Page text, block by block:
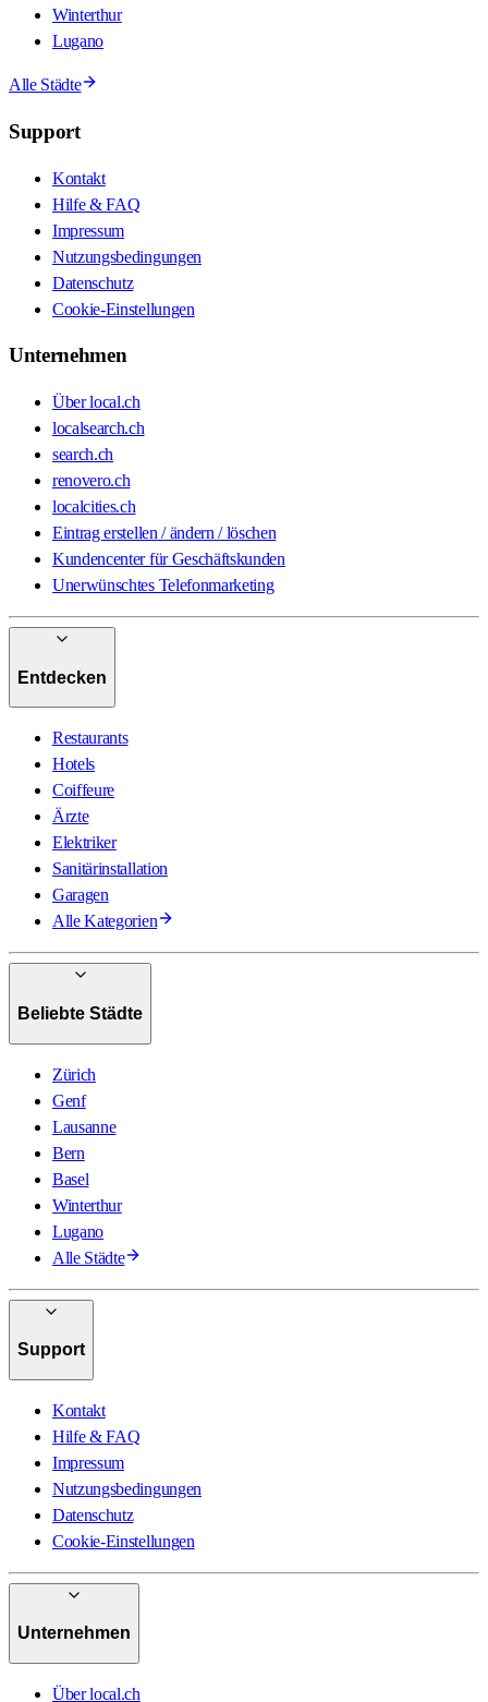
Winterthur
Lugano
Alle Städte
Support
Kontakt
Hilfe & FAQ
Impressum
Nutzungsbedingungen
Datenschutz
Cookie-Einstellungen
Unternehmen
Über local.ch
localsearch.ch
search.ch
renovero.ch
localcities.ch
Eintrag erstellen / ändern / löschen
Kundencenter für Geschäftskunden
Unerwünschtes Telefonmarketing
Entdecken
Restaurants
Hotels
Coiffeure
Ärzte
Elektriker
Sanitärinstallation
Garagen
Alle Kategorien
Beliebte Städte
Zürich
Genf
Lausanne
Bern
Basel
Winterthur
Lugano
Alle Städte
Support
Kontakt
Hilfe & FAQ
Impressum
Nutzungsbedingungen
Datenschutz
Cookie-Einstellungen
Unternehmen
Über local.ch